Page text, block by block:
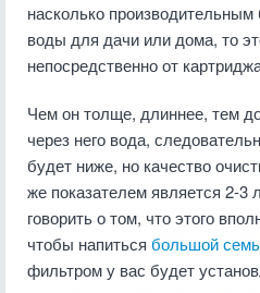
насколько
воды для дачи или дома, то
непосредственно от
Чем он толще, длиннее, тем
через него вода,
будет ниже, но качество
же показателем является 2-3
говорить о том, что этого
чтобы напиться большой
фильтром у вас будет